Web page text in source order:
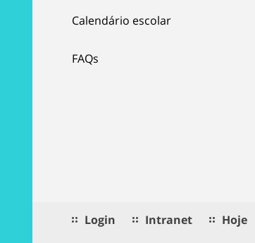
Calendário escolar
FAQs
Login Intranet Hoje